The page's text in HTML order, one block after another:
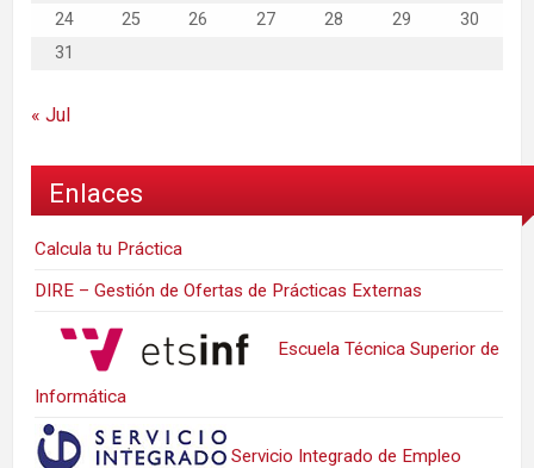
24
25 26 27 28 29
30
31
« Jul
Enlaces
Calcula tu Práctica
DIRE – Gestión de Ofertas de Prácticas Externas
Escuela Técnica Superior de
Informática
Servicio Integrado de Empleo